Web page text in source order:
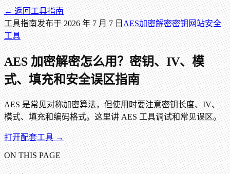
← 返回工具指南
工具指南发布于2026 年 7 月 7 日AES加密解密密钥网站安全
工具
AES 加密解密怎么用？密钥、IV、模
式、填充和安全误区指南
AES 是常见对称加密算法，但使用时要注意密钥长度、IV、
模式、填充和编码格式。这里讲 AES 工具调试和常见误区。
打开配套工具 →
ON THIS PAGE